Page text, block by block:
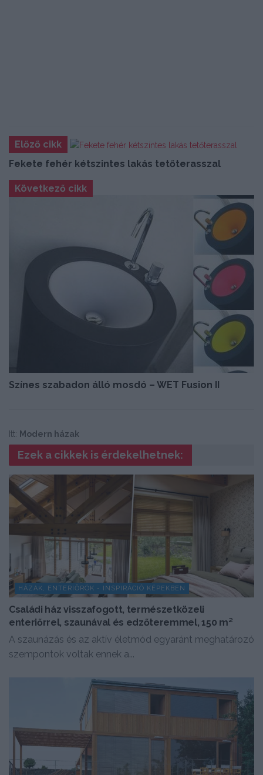
Előző cikk
Fekete fehér kétszintes lakás tetőterasszal
Következő cikk
Színes szabadon álló mosdó – WET Fusion II
Itt: Modern házak
Ezek a cikkek is érdekelhetnek:
HÁZAK, ENTERIŐRÖK - INSPIRÁCIÓ KÉPEKBEN
Családi ház visszafogott, természetközeli
enteriőrrel, szaunával és edzőteremmel, 150 m²
A szaunázás és az aktív életmód egyaránt meghatározó
szempontok voltak ennek a...